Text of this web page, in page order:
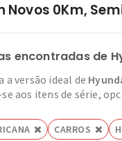
Novos 0Km,
encontradas de
a versão ideal de
aos itens de série,
CARROS